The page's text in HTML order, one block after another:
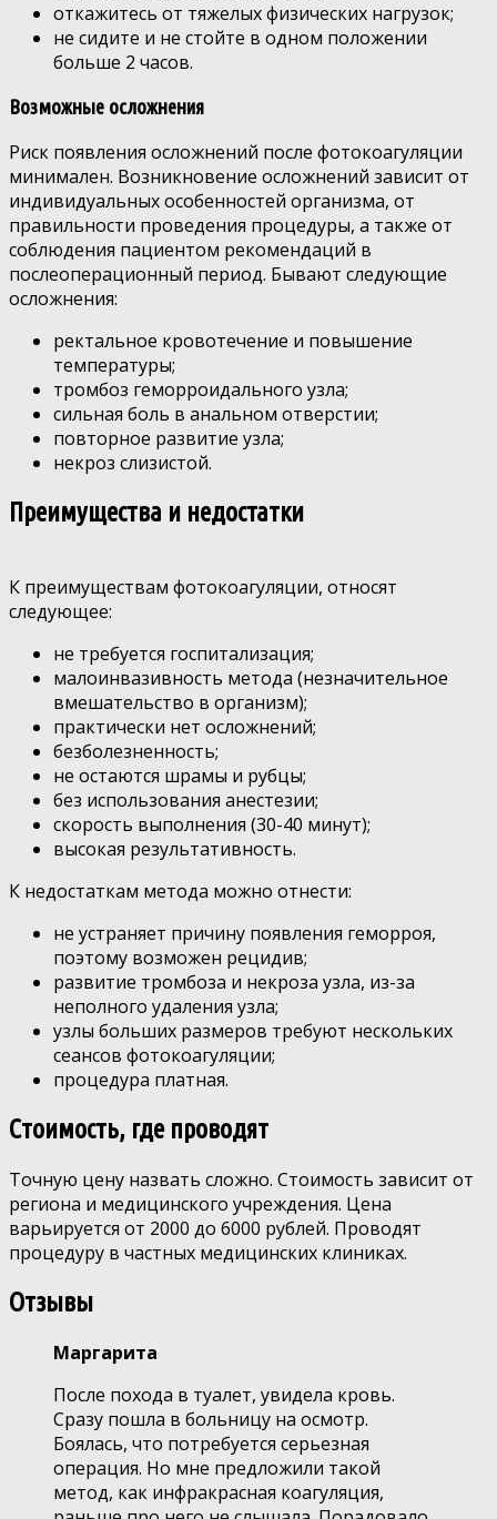
откажитесь от тяжелых физических нагрузок;
не сидите и не стойте в одном положении
больше 2 часов.
Возможные осложнения
Риск появления осложнений после фотокоагуляции
минимален. Возникновение осложнений зависит от
индивидуальных особенностей организма, от
правильности проведения процедуры, а также от
соблюдения пациентом рекомендаций в
послеоперационный период. Бывают следующие
осложнения:
ректальное кровотечение и повышение
температуры;
тромбоз геморроидального узла;
сильная боль в анальном отверстии;
повторное развитие узла;
некроз слизистой.
Преимущества и недостатки
К преимуществам фотокоагуляции, относят
следующее:
не требуется госпитализация;
малоинвазивность метода (незначительное
вмешательство в организм);
практически нет осложнений;
безболезненность;
не остаются шрамы и рубцы;
без использования анестезии;
скорость выполнения (30-40 минут);
высокая результативность.
К недостаткам метода можно отнести:
не устраняет причину появления геморроя,
поэтому возможен рецидив;
развитие тромбоза и некроза узла, из-за
неполного удаления узла;
узлы больших размеров требуют нескольких
сеансов фотокоагуляции;
процедура платная.
Стоимость, где проводят
Точную цену назвать сложно. Стоимость зависит от
региона и медицинского учреждения. Цена
варьируется от 2000 до 6000 рублей. Проводят
процедуру в частных медицинских клиниках.
Отзывы
Маргарита
После похода в туалет, увидела кровь.
Сразу пошла в больницу на осмотр.
Боялась, что потребуется серьезная
операция. Но мне предложили такой
метод, как инфракрасная коагуляция,